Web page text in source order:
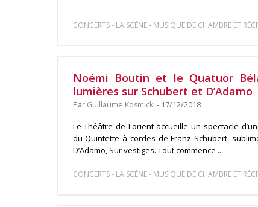
CONCERTS- LA SCÈNE- MUSIQUE DE CHAMBRE ET
Noémi Boutin et le Quatuor
lumières sur Schubert et D’Adamo
Par Guillaume Kosmicki - 17/12/2018
Le Théâtre de Lorient accueille un spectacle
du Quintette à cordes de Franz Schubert,
D’Adamo, Sur vestiges. Tout commence ...
CONCERTS- LA SCÈNE- MUSIQUE DE CHAMBRE ET